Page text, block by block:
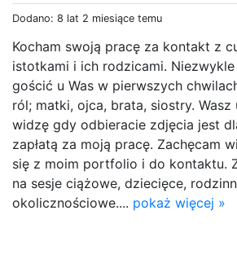
Dodano: 8 lat 2 miesiące temu
Kocham swoją pracę za kontakt z
istotkami i ich rodzicami. Niezwykle
gościć u Was w pierwszych
ról; matki, ojca, brata, siostry.
widzę gdy odbieracie zdjęcia jest
zapłatą za moją pracę. Zachęcam
się z moim portfolio i do kontaktu.
na sesje ciążowe, dziecięce,
okolicznościowe.... pokaż więcej »